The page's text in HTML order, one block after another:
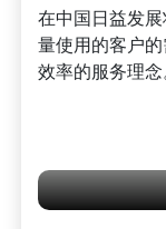
在中国日益发
量使用的客户
效率的服务理念